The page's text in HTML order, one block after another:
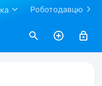
Роботодавцю